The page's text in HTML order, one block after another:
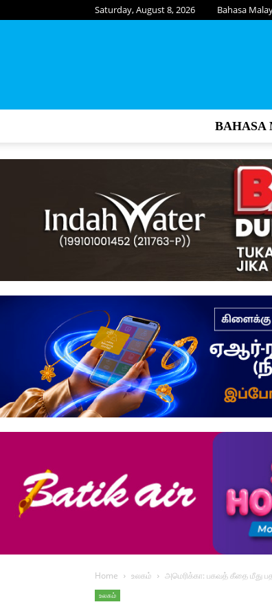
Saturday, August 8, 2026 Bahasa
BAHASA
Home உலகம் அமெரிக்கா: பகவத் கீதை மீது
உலகம்